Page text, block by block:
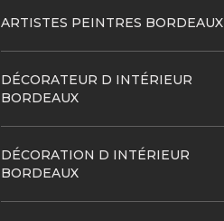
ARTISTES PEINTRES BORDEAUX
DÉCORATEUR D INTÉRIEUR
BORDEAUX
DÉCORATION D INTÉRIEUR
BORDEAUX